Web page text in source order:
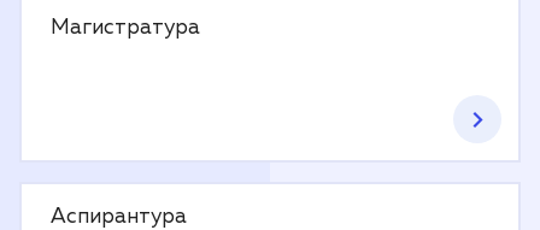
Магистратура
Аспирантура